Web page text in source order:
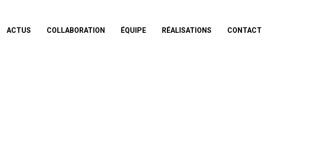
ACTUS COLLABORATION ÉQUIPE RÉALISATIONS CONTACT